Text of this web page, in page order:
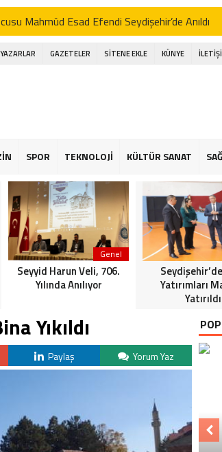
Mahmûd Esad Efendi Seydişehir’de Anıldı
Anılıyor
Hasan Ustaoğlu, Gazetecilerle Buluştu
sezonu: Avcılar da Kooperatif de Memnun
aynı sofrada buluştu
Çiftçinin Yüzünü Güldürüyor
YAZARLAR GAZETELER SİTENE EKLE KÜNYE
SPOR TEKNOLOJİ KÜLTÜR SANAT
Genel
Seyyid Harun Veli, 706.
Yılında Anılıyor
Yatırımları
Yatırıldı
Yıkıldı
Paylaş Yorum Yaz